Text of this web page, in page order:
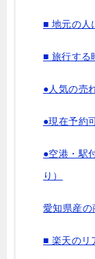
■ 地元の人
■ 旅行する
●人気の売
●現在予約
●空港・駅
り）
愛知県産の
■ 楽天のリ